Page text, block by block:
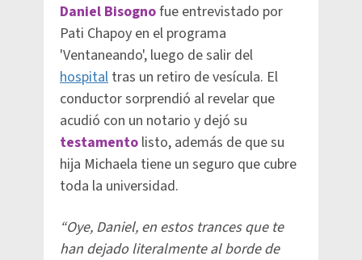
Daniel Bisognofue entrevistado por
Pati Chapoy en el programa
'Ventaneando', luego de salir del
hospital tras un retiro de vesícula. El
conductor sorprendió al revelar que
acudió con un notario y dejó su
testamento listo, además de que su
hija Michaela tiene un seguro que cubre
toda la universidad.
“Oye, Daniel, en estos trances que te
han dejado literalmente al borde de